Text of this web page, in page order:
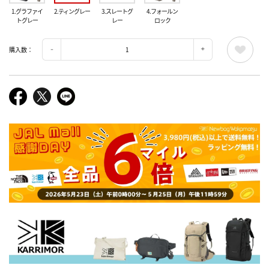
1.グラファイ
トグレー
2.ティングレー
3.スレートグ
レー
4.フォールン
ロック
購入数：